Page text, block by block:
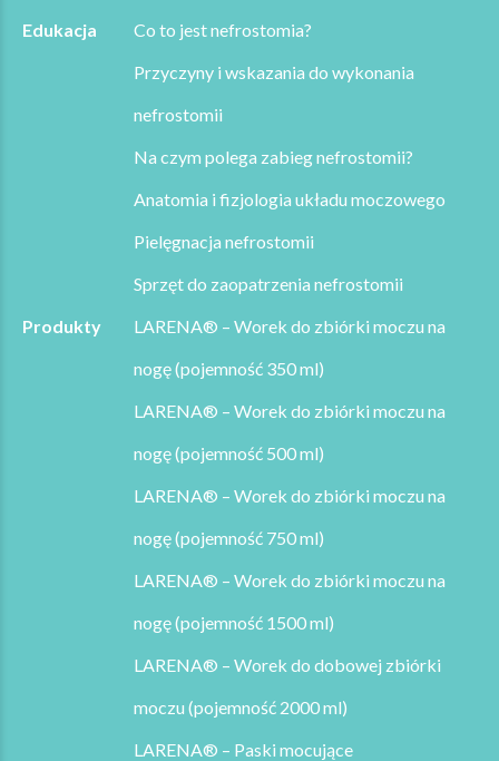
Edukacja
Co to jest nefrostomia?
Przyczyny i wskazania do wykonania
nefrostomii
Na czym polega zabieg nefrostomii?
Anatomia i fizjologia układu moczowego
Pielęgnacja nefrostomii
Sprzęt do zaopatrzenia nefrostomii
Produkty
LARENA® – Worek do zbiórki moczu na
nogę (pojemność 350 ml)
LARENA® – Worek do zbiórki moczu na
nogę (pojemność 500 ml)
LARENA® – Worek do zbiórki moczu na
nogę (pojemność 750 ml)
LARENA® – Worek do zbiórki moczu na
nogę (pojemność 1500 ml)
LARENA® – Worek do dobowej zbiórki
moczu (pojemność 2000 ml)
LARENA® – Paski mocujące